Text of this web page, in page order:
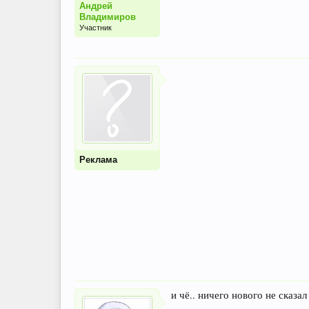
Андрей
Владимиров
Участник
Реклама
и чё.. ничего нового не